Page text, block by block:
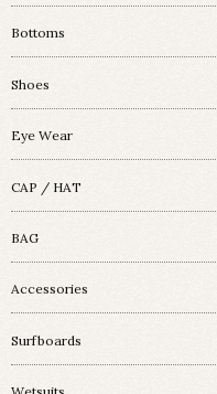
Bottoms
Shoes
Eye Wear
CAP / HAT
BAG
Accessories
Surfboards